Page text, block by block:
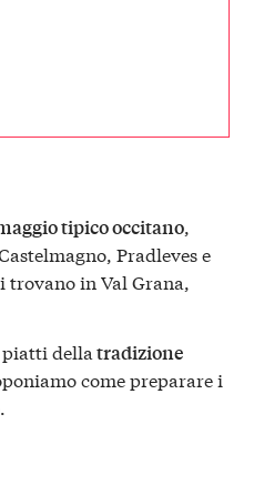
tipico occitano,
Pradleves e
trovano in Val Grana,
della tradizione
come preparare i